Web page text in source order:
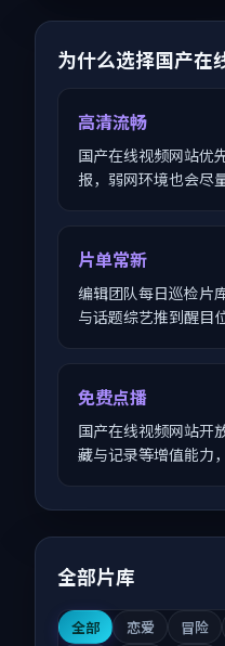
为什么选择国产在
高清流畅
国产在线视频网站优
报，弱网环境也会尽
片单常新
编辑团队每日巡检片
与话题综艺推到醒目
免费点播
国产在线视频网站开
藏与记录等增值能力
全部片库
全部 恋爱 冒险